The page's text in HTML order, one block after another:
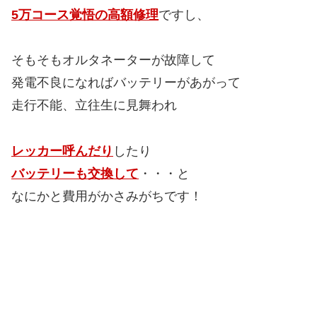
5万コース覚悟の高額修理ですし、
そもそもオルタネーターが故障して
発電不良になればバッテリーがあがって
走行不能、立往生に見舞われ
レッカー呼んだり したり
バッテリーも交換して ・・・と
なにかと費用がかさみがちです！